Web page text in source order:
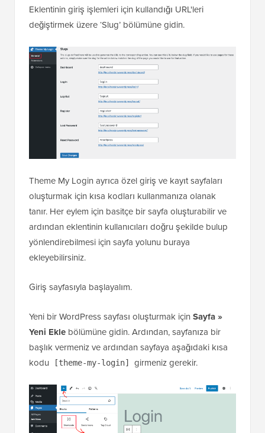
Eklentinin giriş işlemleri için kullandığı URL'leri
değiştirmek üzere ‘Slug’ bölümüne gidin.
Theme My Login ayrıca özel giriş ve kayıt sayfaları
oluşturmak için kısa kodları kullanmanıza olanak
tanır. Her eylem için basitçe bir sayfa oluşturabilir ve
ardından eklentinin kullanıcıları doğru şekilde bulup
yönlendirebilmesi için sayfa yolunu buraya
ekleyebilirsiniz.
Giriş sayfasıyla başlayalım.
Yeni bir WordPress sayfası oluşturmak için Sayfa »
Yeni Ekle bölümüne gidin. Ardından, sayfanıza bir
başlık vermeniz ve ardından sayfaya aşağıdaki kısa
kodu
[theme-my-login] girmeniz gerekir.